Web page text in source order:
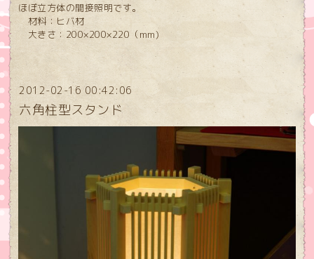
ほぼ立方体の間接照明です。
材料：ヒバ材
大きさ：200×200×220（mm)
2012-02-16 00:42:06
六角柱型スタンド